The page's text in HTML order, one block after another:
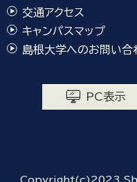
交通アクセス
キャンパスマップ
島根大学へのお問い合
PC表示
Copyright(c)2023